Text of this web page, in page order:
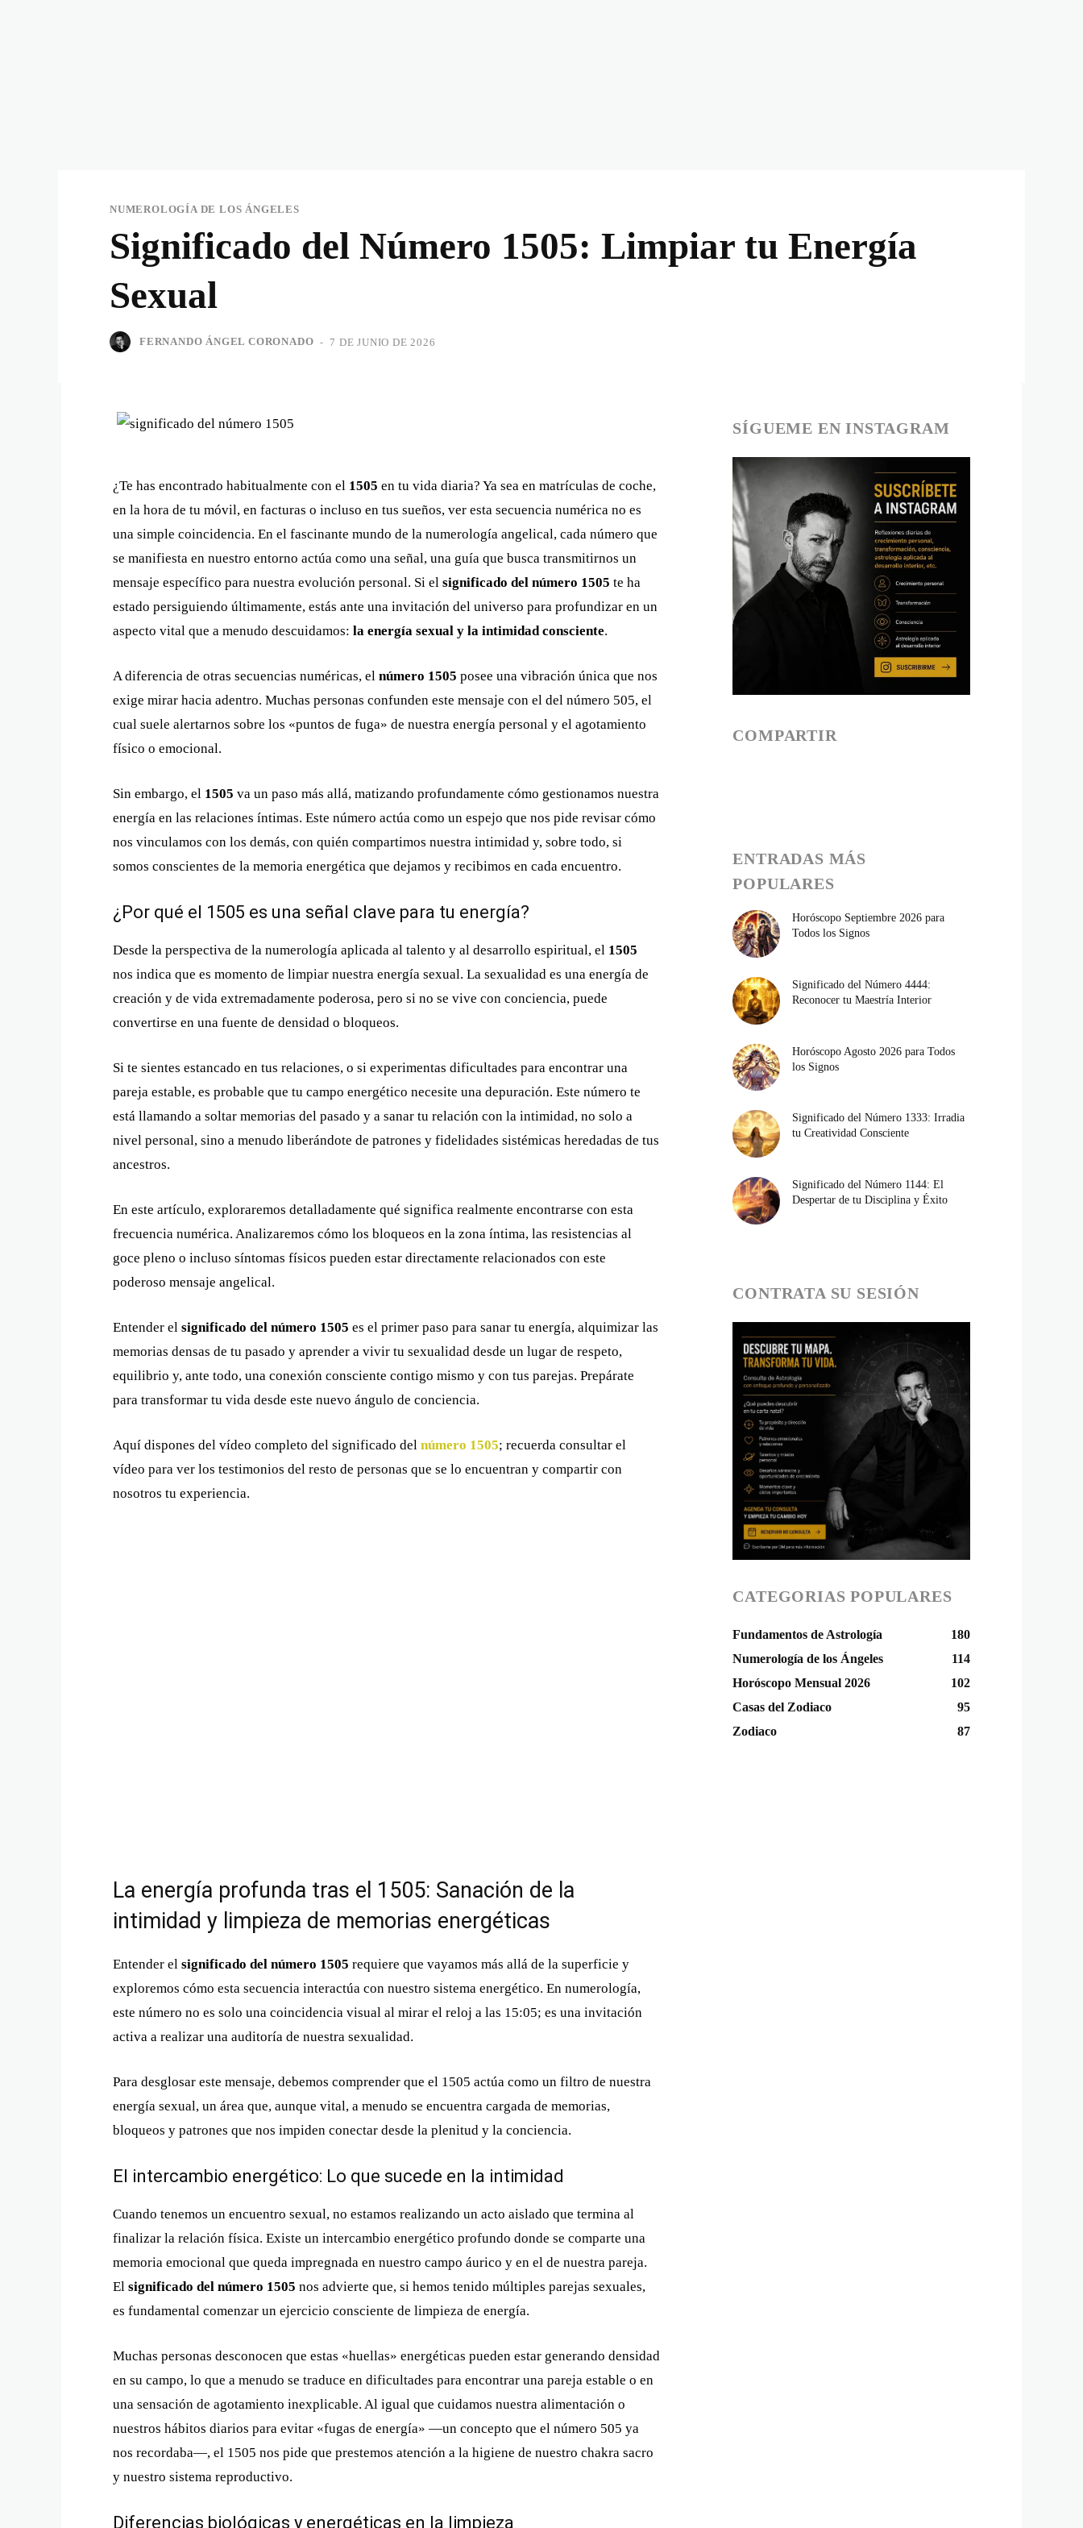
NUMEROLOGÍA DE LOS ÁNGELES
Significado del Número 1505: Limpiar tu Energía
Sexual
FERNANDO ÁNGEL CORONADO - 7 DE JUNIO DE 2026
¿Te has encontrado habitualmente con el 1505 en tu vida diaria? Ya sea en matrículas de coche,
en la hora de tu móvil, en facturas o incluso en tus sueños, ver esta secuencia numérica no es
una simple coincidencia. En el fascinante mundo de la numerología angelical, cada número que
se manifiesta en nuestro entorno actúa como una señal, una guía que busca transmitirnos un
mensaje específico para nuestra evolución personal. Si el significado del número 1505 te ha
estado persiguiendo últimamente, estás ante una invitación del universo para profundizar en un
aspecto vital que a menudo descuidamos: la energía sexual y la intimidad consciente.
A diferencia de otras secuencias numéricas, el número 1505 posee una vibración única que nos
exige mirar hacia adentro. Muchas personas confunden este mensaje con el del número 505, el
cual suele alertarnos sobre los «puntos de fuga» de nuestra energía personal y el agotamiento
físico o emocional.
Sin embargo, el 1505 va un paso más allá, matizando profundamente cómo gestionamos nuestra
energía en las relaciones íntimas. Este número actúa como un espejo que nos pide revisar cómo
nos vinculamos con los demás, con quién compartimos nuestra intimidad y, sobre todo, si
somos conscientes de la memoria energética que dejamos y recibimos en cada encuentro.
¿Por qué el 1505 es una señal clave para tu energía?
Desde la perspectiva de la numerología aplicada al talento y al desarrollo espiritual, el 1505
nos indica que es momento de limpiar nuestra energía sexual. La sexualidad es una energía de
creación y de vida extremadamente poderosa, pero si no se vive con conciencia, puede
convertirse en una fuente de densidad o bloqueos.
Si te sientes estancado en tus relaciones, o si experimentas dificultades para encontrar una
pareja estable, es probable que tu campo energético necesite una depuración. Este número te
está llamando a soltar memorias del pasado y a sanar tu relación con la intimidad, no solo a
nivel personal, sino a menudo liberándote de patrones y fidelidades sistémicas heredadas de tus
ancestros.
En este artículo, exploraremos detalladamente qué significa realmente encontrarse con esta
frecuencia numérica. Analizaremos cómo los bloqueos en la zona íntima, las resistencias al
goce pleno o incluso síntomas físicos pueden estar directamente relacionados con este
poderoso mensaje angelical.
Entender el significado del número 1505 es el primer paso para sanar tu energía, alquimizar las
memorias densas de tu pasado y aprender a vivir tu sexualidad desde un lugar de respeto,
equilibrio y, ante todo, una conexión consciente contigo mismo y con tus parejas. Prepárate
para transformar tu vida desde este nuevo ángulo de conciencia.
Aquí dispones del vídeo completo del significado del número 1505; recuerda consultar el
vídeo para ver los testimonios del resto de personas que se lo encuentran y compartir con
nosotros tu experiencia.
La energía profunda tras el 1505: Sanación de la
intimidad y limpieza de memorias energéticas
Entender el significado del número 1505 requiere que vayamos más allá de la superficie y
exploremos cómo esta secuencia interactúa con nuestro sistema energético. En numerología,
este número no es solo una coincidencia visual al mirar el reloj a las 15:05; es una invitación
activa a realizar una auditoría de nuestra sexualidad.
Para desglosar este mensaje, debemos comprender que el 1505 actúa como un filtro de nuestra
energía sexual, un área que, aunque vital, a menudo se encuentra cargada de memorias,
bloqueos y patrones que nos impiden conectar desde la plenitud y la conciencia.
El intercambio energético: Lo que sucede en la intimidad
Cuando tenemos un encuentro sexual, no estamos realizando un acto aislado que termina al
finalizar la relación física. Existe un intercambio energético profundo donde se comparte una
memoria emocional que queda impregnada en nuestro campo áurico y en el de nuestra pareja.
El significado del número 1505 nos advierte que, si hemos tenido múltiples parejas sexuales,
es fundamental comenzar un ejercicio consciente de limpieza de energía.
Muchas personas desconocen que estas «huellas» energéticas pueden estar generando densidad
en su campo, lo que a menudo se traduce en dificultades para encontrar una pareja estable o en
una sensación de agotamiento inexplicable. Al igual que cuidamos nuestra alimentación o
nuestros hábitos diarios para evitar «fugas de energía» —un concepto que el número 505 ya
nos recordaba—, el 1505 nos pide que prestemos atención a la higiene de nuestro chakra sacro
y nuestro sistema reproductivo.
Diferencias biológicas y energéticas en la limpieza
SÍGUEME EN INSTAGRAM
COMPARTIR
ENTRADAS MÁS
POPULARES
Horóscopo Septiembre 2026 para
Todos los Signos
Significado del Número 4444:
Reconocer tu Maestría Interior
Horóscopo Agosto 2026 para Todos
los Signos
Significado del Número 1333: Irradia
tu Creatividad Consciente
Significado del Número 1144: El
Despertar de tu Disciplina y Éxito
CONTRATA SU SESIÓN
CATEGORIAS POPULARES
Fundamentos de Astrología
180
Numerología de los Ángeles
114
Horóscopo Mensual 2026
102
Casas del Zodiaco
95
Zodiaco
87